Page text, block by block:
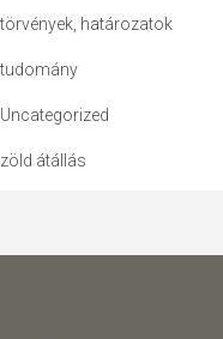
törvények, határozatok
tudomány
Uncategorized
zöld átállás